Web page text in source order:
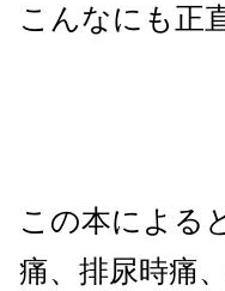
こんなにも正
この本による
痛、排尿時痛